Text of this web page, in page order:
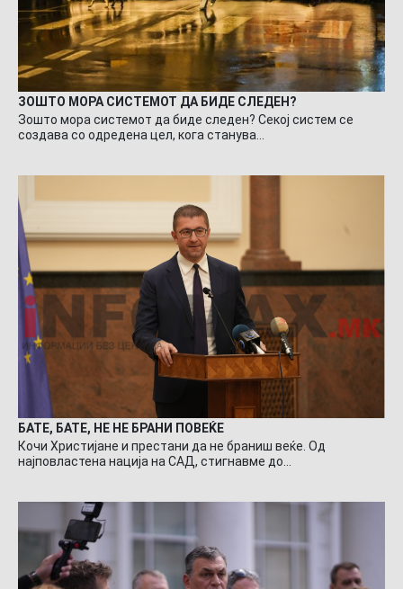
ЗОШТО МОРА СИСТЕМОТ ДА БИДЕ СЛЕДЕН?
Зошто мора системот да биде следен? Секој систем се
создава со одредена цел, кога станува…
БАТЕ, БАТЕ, НЕ НЕ БРАНИ ПОВЕЌЕ
Кочи Христијане и престани да не браниш веќе. Од
најповластена нација на САД, стигнавме до…